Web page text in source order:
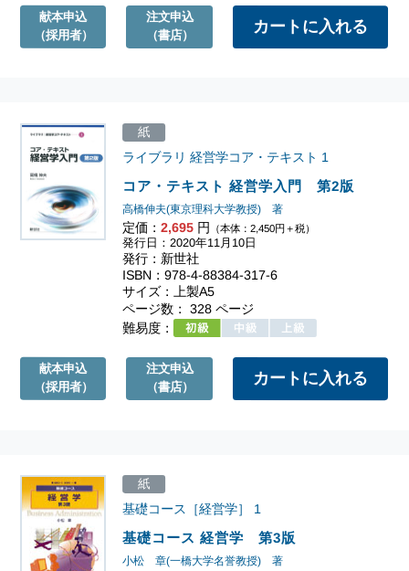
献本申込
（採用者）
注文申込
（書店）
コア・テキスト 経営学入門 第2版
ライブラリ 経営学コア・テキスト 1
高橋伸夫(東京理科大学教授) 著
定価：2,695 円 （本体：2,450円＋税）
紙
発行日：2020年11月10日
発行：新世社
ISBN：978-4-88384-317-6
サイズ：上製A5
ページ数： 328 ページ
難易度：
献本申込
（採用者）
注文申込
（書店）
基礎コース 経営学 第3版
基礎コース［経営学］ 1
小松 章(一橋大学名誉教授) 著
紙